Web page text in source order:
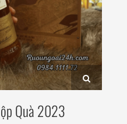
Quà 2023